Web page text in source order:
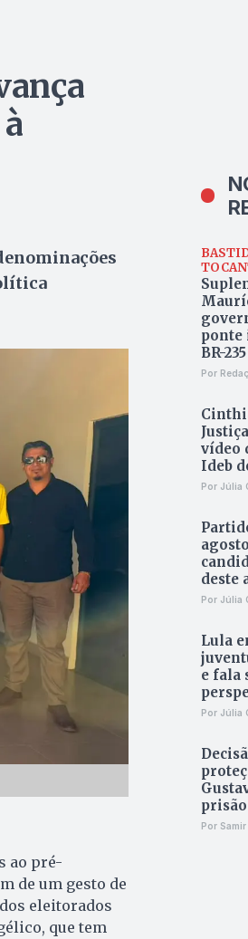
ao pré-
de um gesto de
eleitorados
que tem
ponte
BR-235
Por
vídeo
Ideb
Por Júlia
deste
Por Júlia
Lula
e fala
Por Júlia
Por Samir